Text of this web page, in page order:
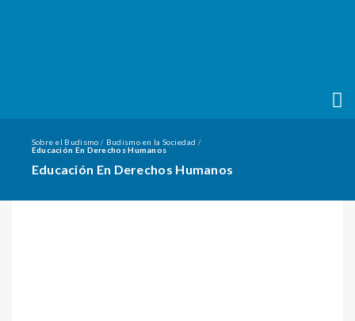
Sobre el Budismo / Budismo en la Sociedad /
Educación En Derechos Humanos
Educación En Derechos Humanos